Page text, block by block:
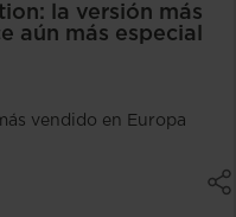
la versión más
aún más especial
vendido en Europa